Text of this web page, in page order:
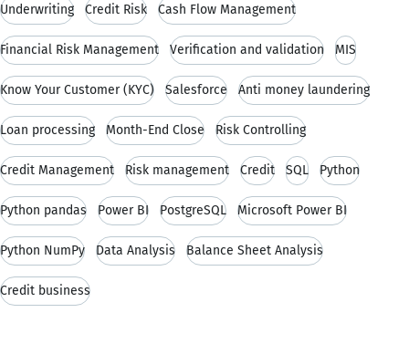
Underwriting Credit Risk Cash Flow Management
Financial Risk Management Verification and validation MIS
Know Your Customer (KYC) Salesforce Anti money laundering
Loan processing Month-End Close Risk Controlling
Credit Management Risk management Credit SQL Python
Python pandas Power BI PostgreSQL Microsoft Power BI
Python NumPy Data Analysis Balance Sheet Analysis
Credit business